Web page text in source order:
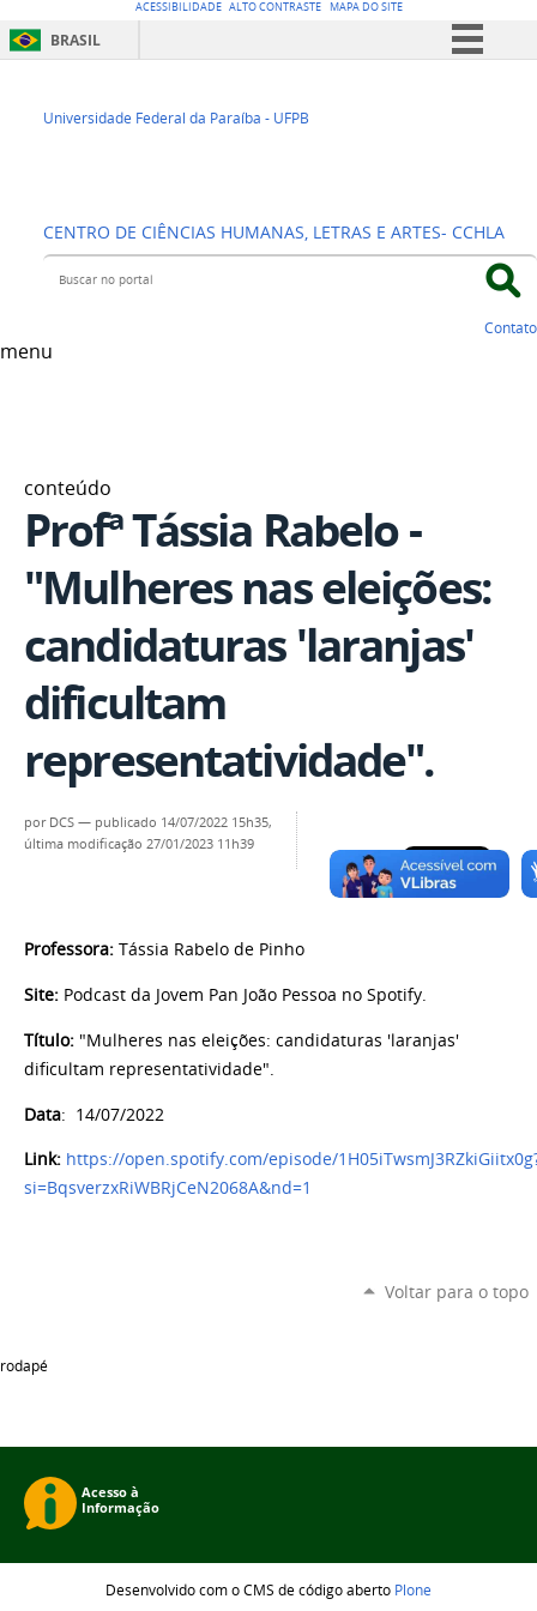
ACESSIBILIDADE ALTO CONTRASTE MAPA DO SITE
BRASIL
Legislação
Universidade Federal da Paraíba - UFPB
Departamento de
CENTRO DE CIÊNCIAS HUMANAS, LETRAS E ARTES- CCHLA
Buscar no portal
Contato
menu
conteúdo
Profª Tássia Rabelo -
"Mulheres nas eleições:
candidaturas 'laranjas'
dificultam
representatividade".
por DCS — publicado 14/07/2022 15h35,
última modificação 27/01/2023 11h39
Professora: Tássia Rabelo de Pinho
Site: Podcast da Jovem Pan João Pessoa no Spotify.
Título: "Mulheres nas eleições: candidaturas 'laranjas'
dificultam representatividade".
Data: 14/07/2022
Link: https://open.spotify.com/episode/
si=BqsverzxRiWBRjCeN2068A&nd=1
Voltar para o topo
rodapé
Desenvolvido com o CMS de código aberto Plone